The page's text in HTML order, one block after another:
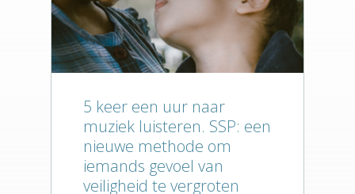
5 keer een uur naar
muziek luisteren. SSP: een
nieuwe methode om
iemands gevoel van
veiligheid te vergroten
Home